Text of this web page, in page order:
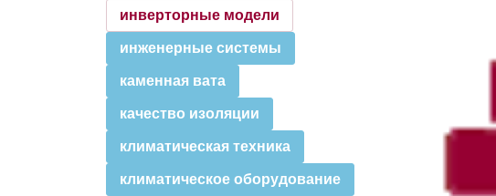
инверторные модели
инженерные системы
каменная вата
качество изоляции
климатическая техника
климатическое оборудование